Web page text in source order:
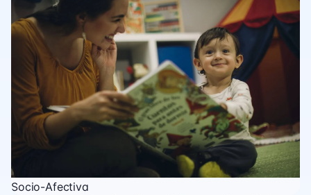
Socio-Afectiva